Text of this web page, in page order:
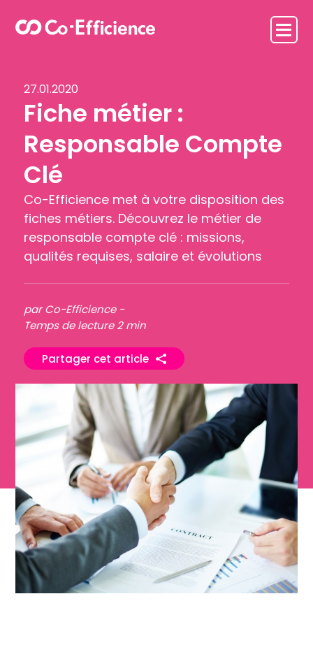
27.01.2020
Fiche métier :
Responsable Compte
Clé
Co-Efficience met à votre disposition des
fiches métiers. Découvrez le métier de
responsable compte clé : missions,
qualités requises, salaire et évolutions
par Co-Efficience -
Temps de lecture 2 min
Partager cet article